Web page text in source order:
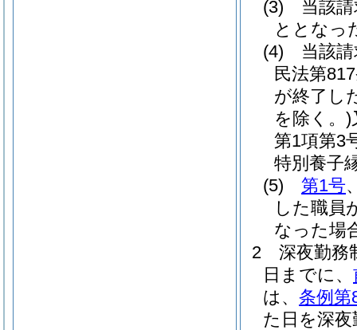
(3)
当該
ととなっ
(4)
当該
民法第
が終了し
を除く。)
第1項第3
特別養子
(5)
第1号
した職員
なった場
2
深夜勤務
日までに、
は、 条例第
た日を深